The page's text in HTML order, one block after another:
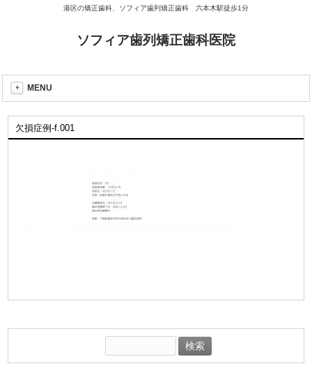
港区の矯正歯科、ソフィア歯列矯正歯科 六本木駅徒歩1分
ソフィア歯列矯正歯科医院
MENU
欠損症例-f.001
索: